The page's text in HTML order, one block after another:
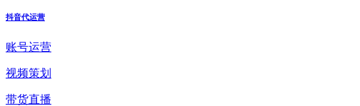
抖音代运营
账号运营
视频策划
带货直播